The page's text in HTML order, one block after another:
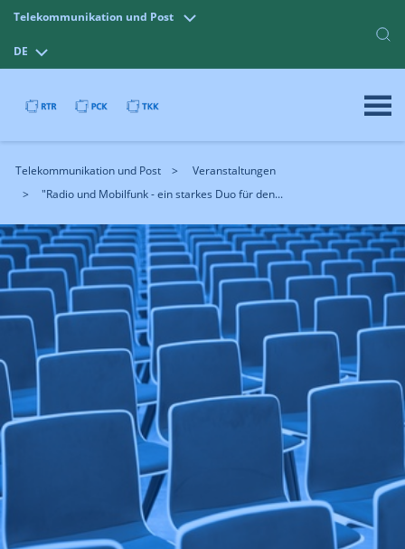
Telekommunikation und Post
DE
Telekommunikation und Post
Veranstaltungen
"Radio und Mobilfunk - ein starkes Duo für den...